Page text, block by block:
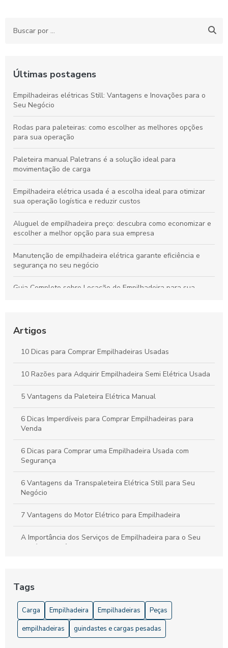
Últimas postagens
Empilhadeiras elétricas Still: Vantagens e Inovações para o
Seu Negócio
Rodas para paleteiras: como escolher as melhores opções
para sua operação
Paleteira manual Paletrans é a solução ideal para
movimentação de carga
Empilhadeira elétrica usada é a escolha ideal para otimizar
sua operação logística e reduzir custos
Aluguel de empilhadeira preço: descubra como economizar e
escolher a melhor opção para sua empresa
Manutenção de empilhadeira elétrica garante eficiência e
segurança no seu negócio
Guia Completo sobre Locação de Empilhadeira para sua
Empresa
Como Escolher a Melhor Selecionadora de Pedidos para Seu
Negócio
Peças para Empilhadeira: Como Escolher as Melhores Opções
para seu Equipamento
Artigos
10 Dicas para Comprar Empilhadeiras Usadas
10 Razões para Adquirir Empilhadeira Semi Elétrica Usada
5 Vantagens da Paleteira Elétrica Manual
6 Dicas Imperdíveis para Comprar Empilhadeiras para
Venda
6 Dicas para Comprar uma Empilhadeira Usada com
Segurança
6 Vantagens da Transpaleteira Elétrica Still para Seu
Negócio
7 Vantagens do Motor Elétrico para Empilhadeira
A Importância dos Serviços de Empilhadeira para o Seu
Negócio: Eficiência e Segurança Garantidas
Acessórios para Empilhadeira: Melhore a Eficiência e
Segurança do Seu Equipamento
Acessórios para Empilhadeira: Melhore sua Performance
Tags
Carga Empilhadeira Empilhadeiras
Peças
empilhadeiras
guindastes e cargas pesadas